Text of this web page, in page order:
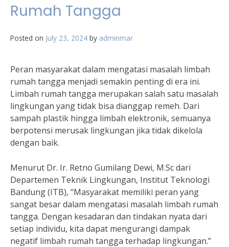
Rumah Tangga
Posted on July 23, 2024 by adminmar
Peran masyarakat dalam mengatasi masalah limbah
rumah tangga menjadi semakin penting di era ini.
Limbah rumah tangga merupakan salah satu masalah
lingkungan yang tidak bisa dianggap remeh. Dari
sampah plastik hingga limbah elektronik, semuanya
berpotensi merusak lingkungan jika tidak dikelola
dengan baik.
Menurut Dr. Ir. Retno Gumilang Dewi, M.Sc dari
Departemen Teknik Lingkungan, Institut Teknologi
Bandung (ITB), “Masyarakat memiliki peran yang
sangat besar dalam mengatasi masalah limbah rumah
tangga. Dengan kesadaran dan tindakan nyata dari
setiap individu, kita dapat mengurangi dampak
negatif limbah rumah tangga terhadap lingkungan.”